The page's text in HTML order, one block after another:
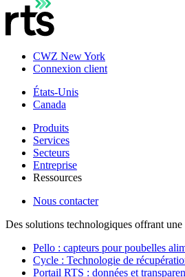
CWZ New York
Connexion client
États-Unis
Canada
Produits
Services
Secteurs
Entreprise
Ressources
Nous contacter
Des solutions technologiques offrant
Pello : capteurs pour poubelles
Cycle : Technologie de
Portail RTS : données et